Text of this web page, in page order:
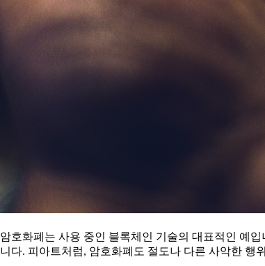
암호화폐는 사용 중인 블록체인 기술의 대표적인 예
니다. 피아트처럼, 암호화폐도 절도나 다른 사악한 행